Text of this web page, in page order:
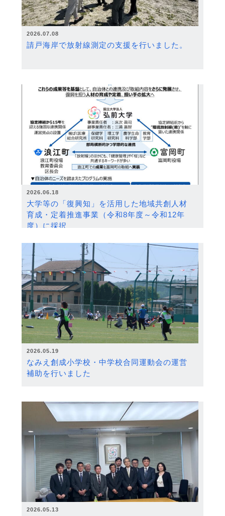
2026.07.08
請戸海岸で放射線測定の支援を行いました。
2026.06.18
大学等の「復興知」を活用した地域共創人材
育成・定着推進事業（令和8年度～令和12年
度）に採択
2026.05.19
なみえ創成小学校・中学校合同運動会の運営
補助を行いました
2026.05.13